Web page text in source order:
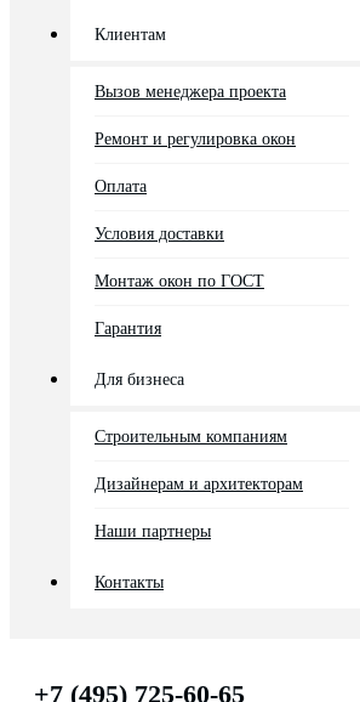
Клиентам
Вызов менеджера проекта
Ремонт и регулировка окон
Оплата
Условия доставки
Монтаж окон по ГОСТ
Гарантия
Для бизнеса
Строительным компаниям
Дизайнерам и архитекторам
Наши партнеры
Контакты
+7 (495) 725-60-65